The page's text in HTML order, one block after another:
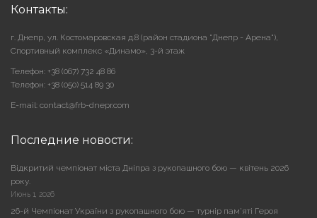
Контакты:
г. Днепр, ул. Костомаровская д.8 (район стадиона "Днепр - Арена"),
Cпортивный комплекс «Динамо», 3-й этаж
Телефон: +38 (067) 732 48 86
Телефон: +38 (050) 514 89 30
E-mail: contact@frb-dnepr.com
Последние новости:
Відкритий чемпіонат міста Дніпра з рукопашного бою — квітень 2026
року.
Июнь 1, 2026
26-й Чемпіонат України з рукопашного бою — турнір пам’яті Героя